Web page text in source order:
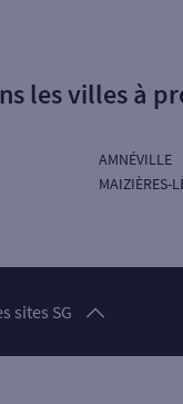
les villes à
AMNÉVILLE
MAIZIÈRES-
sites SG